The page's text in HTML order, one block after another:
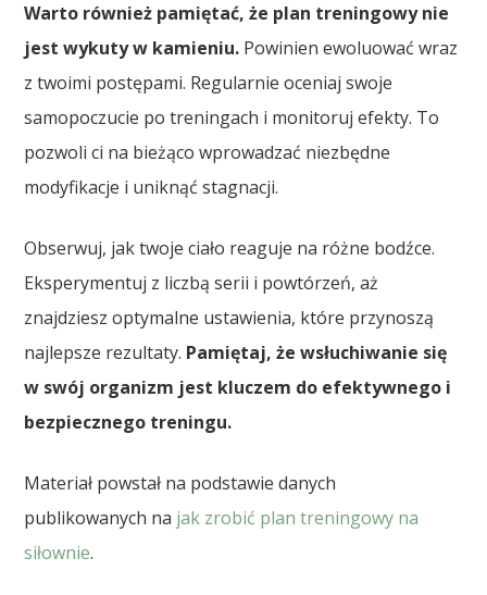
Warto również pamiętać, że plan treningowy nie
jest wykuty w kamieniu. Powinien ewoluować wraz
z twoimi postępami. Regularnie oceniaj swoje
samopoczucie po treningach i monitoruj efekty. To
pozwoli ci na bieżąco wprowadzać niezbędne
modyfikacje i uniknąć stagnacji.
Obserwuj, jak twoje ciało reaguje na różne bodźce.
Eksperymentuj z liczbą serii i powtórzeń, aż
znajdziesz optymalne ustawienia, które przynoszą
najlepsze rezultaty. Pamiętaj, że wsłuchiwanie się
w swój organizm jest kluczem do efektywnego i
bezpiecznego treningu.
Materiał powstał na podstawie danych
publikowanych na jak zrobić plan treningowy na
siłownie.